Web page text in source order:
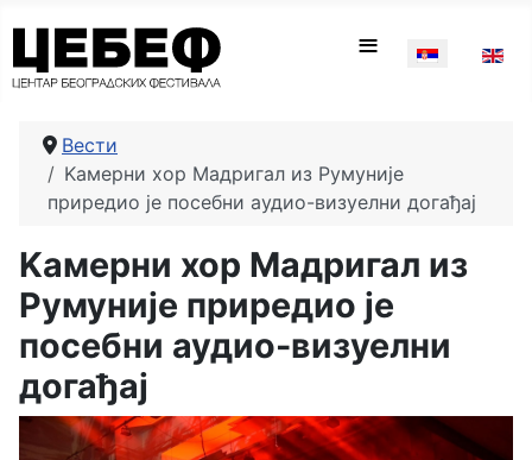
≡
Вести
Kaмерни хор Мадригал из Румуније
приредио је посебни аудио-визуелни догађај
Kaмерни хор Мадригал из
Румуније приредио је
посебни аудио-визуелни
догађај